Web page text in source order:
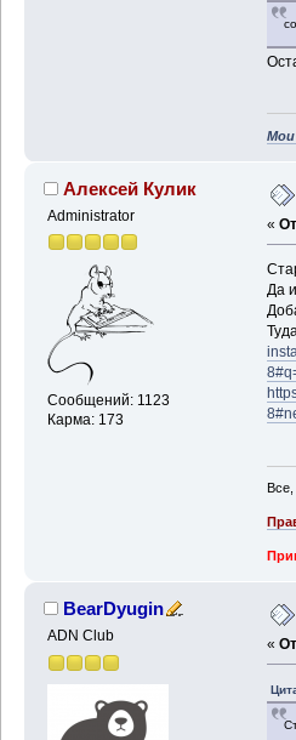
Мои
Алексей Кулик
Administrator
Сообщений: 1123
Карма: 173
«
Да
BearDyugin
ADN Club
«